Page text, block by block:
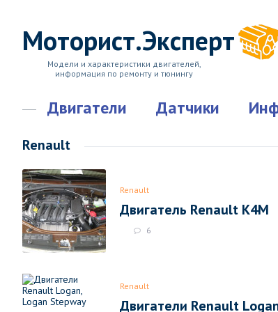
Моторист.Эксперт
Модели и характеристики двигателей,
информация по ремонту и тюнингу
Двигатели Датчики
Renault
Renault
Двигатель Renault K4M
6
Renault
Двигатели Renault